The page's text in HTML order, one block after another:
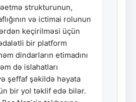
strukturunun,
və ictimai rolunun
keçirilməsi üçün
bir platform
dindarların etimadını
də islahatları
şeffaf şəkildə həyata
bir yol təklif edə bilər.